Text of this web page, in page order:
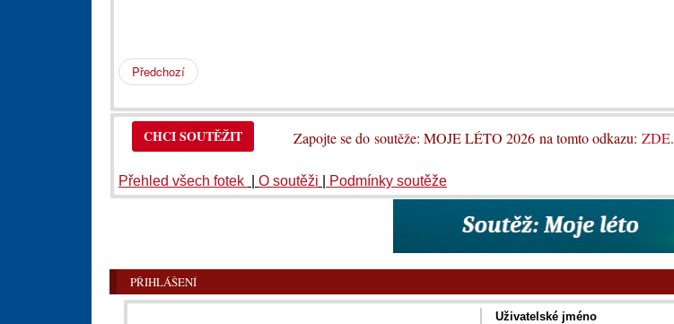
Předchozí
CHCI SOUTĚŽIT Zapojte se do soutěže: MOJE LÉTO 2026 na tomto odkazu: ZDE.
Přehled všech fotek O soutěži Podmínky soutěže
PŘIHLÁŠENÍ
Uživatelské jméno